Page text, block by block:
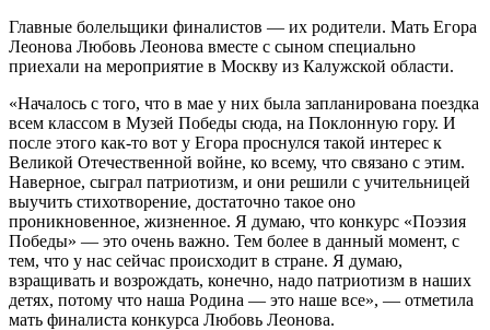
Главные болельщики финалистов — их родители. Мать Егора
Леонова Любовь Леонова вместе с сыном специально
приехали на мероприятие в Москву из Калужской области.
«Началось с того, что в мае у них была запланирована поездка
всем классом в Музей Победы сюда, на Поклонную гору. И
после этого как-то вот у Егора проснулся такой интерес к
Великой Отечественной войне, ко всему, что связано с этим.
Наверное, сыграл патриотизм, и они решили с учительницей
выучить стихотворение, достаточно такое оно
проникновенное, жизненное. Я думаю, что конкурс «Поэзия
Победы» — это очень важно. Тем более в данный момент, с
тем, что у нас сейчас происходит в стране. Я думаю,
взращивать и возрождать, конечно, надо патриотизм в наших
детях, потому что наша Родина — это наше все», — отметила
мать финалиста конкурса Любовь Леонова.